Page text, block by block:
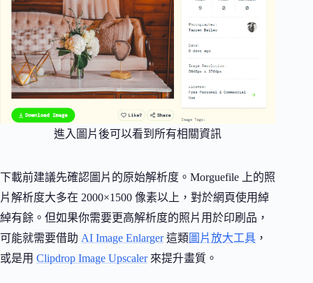
進入圖片後可以看到所有相關資訊
下載前建議先確認圖片的原始解析度。Morguefile 上的照
片解析度大多在 2000×1500 像素以上，對於網頁使用綽
綽有餘。但如果你需要更高解析度的照片用於印刷品，
可能就需要借助 AI Image Enlarger這類 圖片放大工具 ，
或是用 Clipdrop Image Upscaler來提升畫質。